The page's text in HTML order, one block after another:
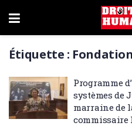
Étiquette :
Programme
systèmes de
marraine de